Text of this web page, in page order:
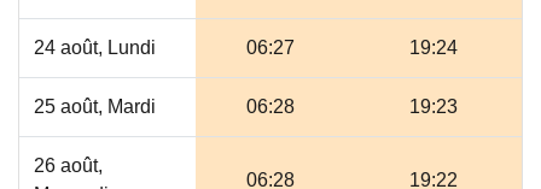
24 août, Lundi 06:27 19:24
25 août, Mardi 06:28 19:23
26 août,
06:28 19:22